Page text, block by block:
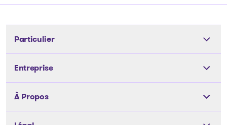
Particulier
Outils
Les solutions
Articles et conseils
Notre équipe
Entreprise
Les solutions
Articles et conseils
À Propos